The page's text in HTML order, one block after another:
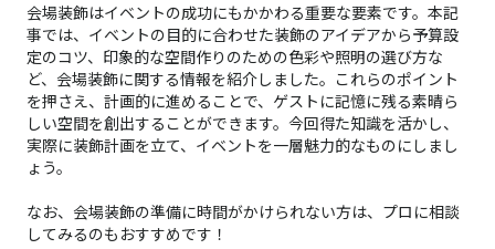
会場装飾はイベントの成功にもかかわる重要な要素です。本記
事では、イベントの目的に合わせた装飾のアイデアから予算設
定のコツ、印象的な空間作りのための色彩や照明の選び方な
ど、会場装飾に関する情報を紹介しました。これらのポイント
を押さえ、計画的に進めることで、ゲストに記憶に残る素晴ら
しい空間を創出することができます。今回得た知識を活かし、
実際に装飾計画を立て、イベントを一層魅力的なものにしまし
ょう。
なお、会場装飾の準備に時間がかけられない方は、プロに相談
してみるのもおすすめです！